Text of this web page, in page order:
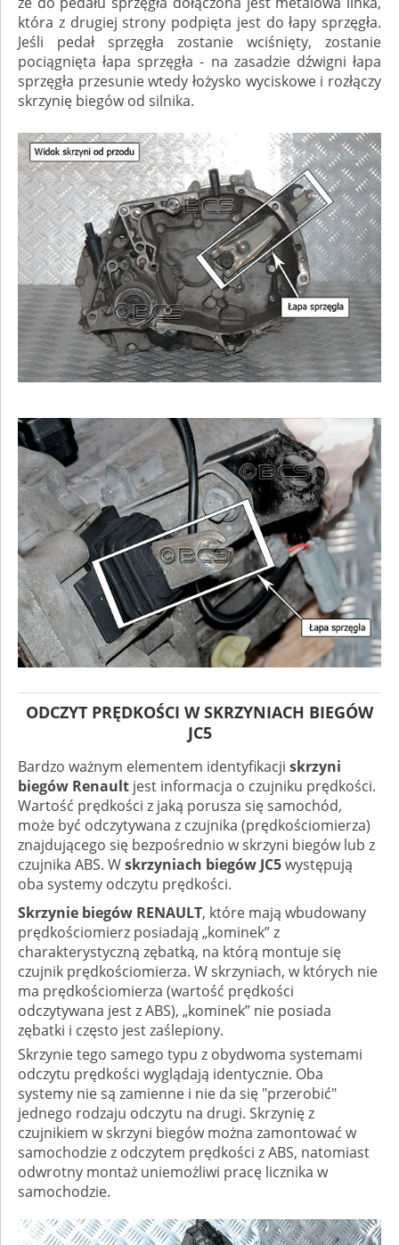
która z drugiej strony podpięta jest do łapy sprzęgła.
Jeśli pedał sprzęgła zostanie wciśnięty, zostanie
pociągnięta łapa sprzęgła - na zasadzie dźwigni łapa
sprzęgła przesunie wtedy łożysko wyciskowe i rozłączy
skrzynię biegów od silnika.
ODCZYT PRĘDKOŚCI W SKRZYNIACH BIEGÓW
JC5
Bardzo ważnym elementem identyfikacji skrzyni
biegów Renault jest informacja o czujniku prędkości.
Wartość prędkości z jaką porusza się samochód,
może być odczytywana z czujnika (prędkościomierza)
znajdującego się bezpośrednio w skrzyni biegów lub z
czujnika ABS. Wskrzyniach biegów JC5występują
oba systemy odczytu prędkości.
Skrzynie biegów RENAULT, które mają wbudowany
prędkościomierz posiadają „kominek” z
charakterystyczną zębatką, na którą montuje się
czujnik prędkościomierza. W skrzyniach, w których nie
ma prędkościomierza (wartość prędkości
odczytywana jest z ABS), „kominek” nie posiada
zębatki i często jest zaślepiony.
Skrzynie tego samego typu z obydwoma systemami
odczytu prędkości wyglądają identycznie. Oba
systemy nie są zamienne i nie da się "przerobić"
jednego rodzaju odczytu na drugi. Skrzynię z
czujnikiem w skrzyni biegów można zamontować w
samochodzie z odczytem prędkości z ABS, natomiast
odwrotny montaż uniemożliwi pracę licznika w
samochodzie.